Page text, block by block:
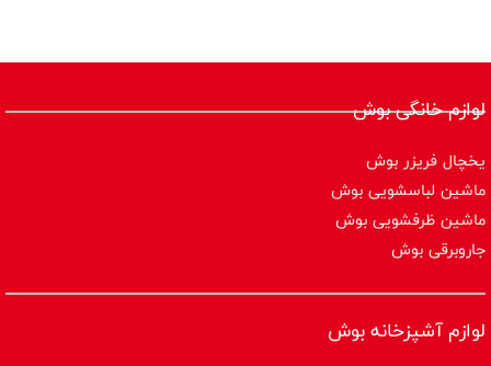
لوازم خانگی بوش
یخچال فریزر بوش
ماشین لباسشویی بوش
ماشین ظرفشویی بوش
جاروبرقی بوش
لوازم آشپزخانه بوش